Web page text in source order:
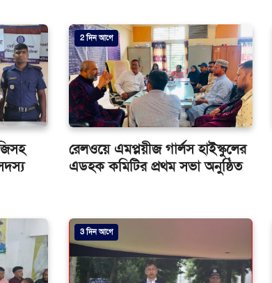
2 দিন আগে
রেলওয়ে এমপ্লয়ীজ গার্লস হাইস্কুলের
এডহক কমিটির প্রথম সভা অনুষ্ঠিত
3 দিন আগে